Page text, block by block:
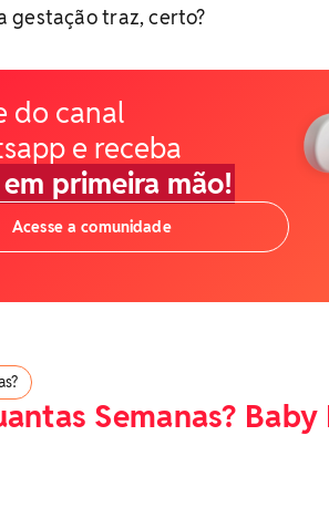
gestação traz, certo?
do canal
e receba
primeira mão!
Acesse a comunidade
Semanas?